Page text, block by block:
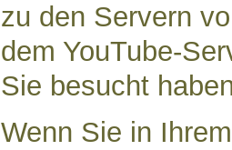
zu den Servern
dem YouTube-
Sie besucht
Wenn Sie in